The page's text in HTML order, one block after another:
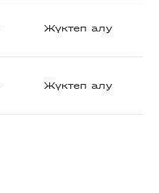
Жүктеп алу
Жүктеп алу